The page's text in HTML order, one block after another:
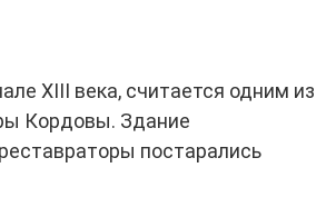
XIII века, считается одним из
Кордовы. Здание
постарались